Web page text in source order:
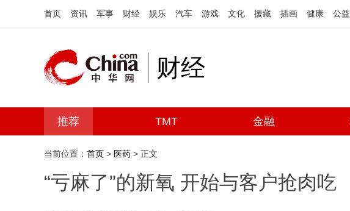
首页 资讯 军事 财经 娱乐 汽车 游戏 文化 援藏 插画 健康 公益
财经
推荐 TMT 金融
当前位置： 首页 > 医药 > 正文
“亏麻了”的新氧 开始与客户抢肉吃